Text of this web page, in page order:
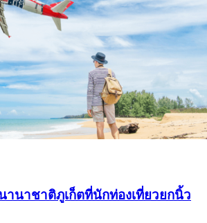
นาชาติภูเก็ตที่นักท่องเที่ยวยกนิ้ว